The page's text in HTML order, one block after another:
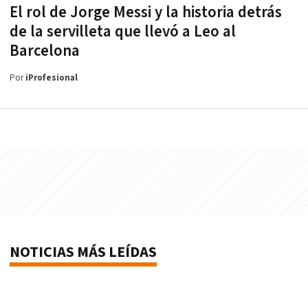
El rol de Jorge Messi y la historia detrás
de la servilleta que llevó a Leo al
Barcelona
PoriProfesional
NOTICIAS MÁS LEÍDAS